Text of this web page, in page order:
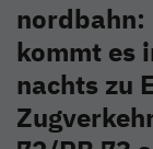
nordbahn:
kommt es
nachts zu